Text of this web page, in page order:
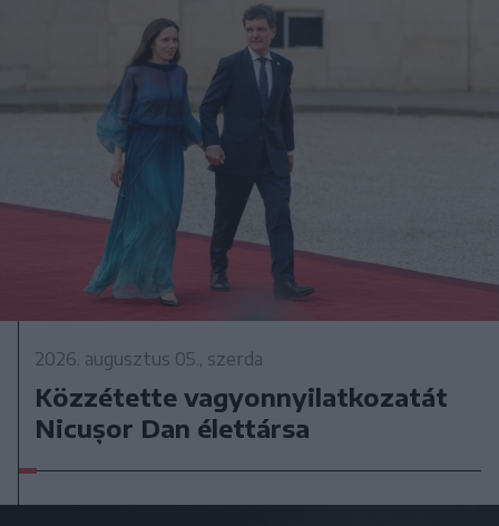
2026. augusztus 05., szerda
Közzétette vagyonnyilatkozatát
Nicușor Dan élettársa